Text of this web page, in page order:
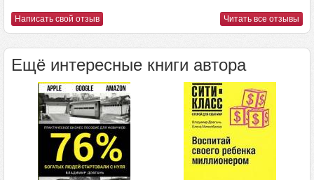
Написать свой отзыв Читать все отзывы
Ещё интересные книги автора